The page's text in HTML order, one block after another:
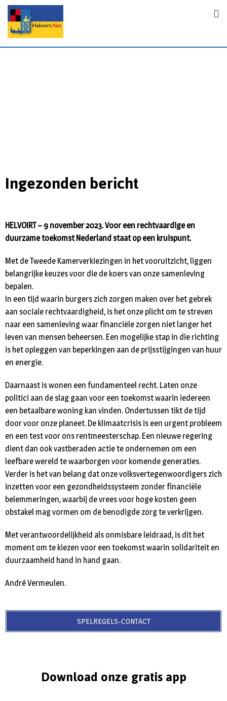
Ingezonden bericht
HELVOIRT – 9 november 2023. Voor een rechtvaardige en
duurzame toekomst Nederland staat op een kruispunt.
Met de Tweede Kamerverkiezingen in het vooruitzicht, liggen
belangrijke keuzes voor die de koers van onze samenleving
bepalen.
In een tijd waarin burgers zich zorgen maken over het gebrek
aan sociale rechtvaardigheid, is het onze plicht om te streven
naar een samenleving waar financiële zorgen niet langer het
leven van mensen beheersen. Een mogelijke stap in die richting
is het opleggen van beperkingen aan de prijsstijgingen van huur
en energie.
Daarnaast is wonen een fundamenteel recht. Laten onze
politici aan de slag gaan voor een toekomst waarin iedereen
een betaalbare woning kan vinden. Ondertussen tikt de tijd
door voor onze planeet. De klimaatcrisis is een urgent probleem
en een test voor ons rentmeesterschap. Een nieuwe regering
dient dan ook vastberaden actie te ondernemen om een
leefbare wereld te waarborgen voor komende generaties.
Verder is het van belang dat onze volksvertegenwoordigers zich
inzetten voor een gezondheidssysteem zonder financiële
belemmeringen, waarbij de vrees voor hoge kosten geen
obstakel mag vormen om de benodigde zorg te verkrijgen.
Met verantwoordelijkheid als onmisbare leidraad, is dit het
moment om te kiezen voor een toekomst waarin solidariteit en
duurzaamheid hand in hand gaan.
André Vermeulen.
SPELREGELS-CONTACT
Download onze gratis app